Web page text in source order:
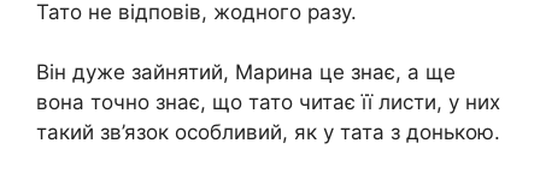
Тато не відповів, жодного разу.
Він дуже зайнятий, Марина це знає, а ще
вона точно знає, що тато читає її листи, у них
такий зв’язок особливий, як у тата з донькою.